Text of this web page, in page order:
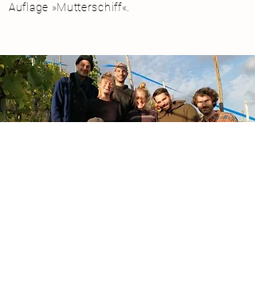
Auflage »Mutterschiff«.